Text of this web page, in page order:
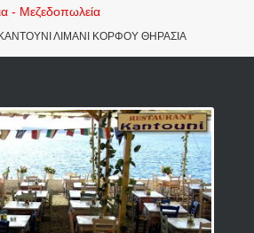
- Μεζεδοπωλεία
ΛΙΜΑΝΙ ΚΟΡΦΟΥ ΘΗΡΑΣΙΑ